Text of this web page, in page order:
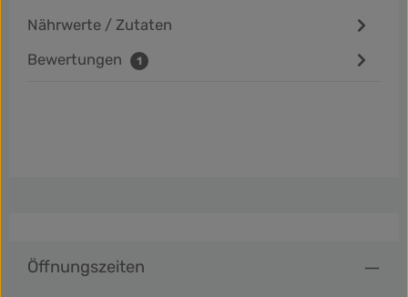
Nährwerte / Zutaten
Bewertungen
1
Öffnungszeiten